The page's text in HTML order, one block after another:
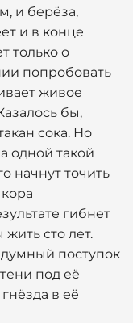
и берёза,
и в конце
только о
попробовать
живое
бы,
сока. Но
одной такой
начнут точить
гибнет
сто лет.
поступок
под её
в её